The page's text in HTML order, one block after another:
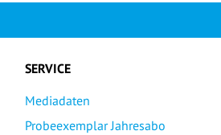
SERVICE
Mediadaten
Probeexemplar Jahresabo